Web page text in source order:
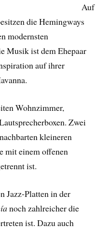
Auf
die Hemingways
modernsten
Musik ist dem Ehepaar
auf ihrer
Wohnzimmer,
Zwei
kleineren
mit einem offenen
ist.
Jazz-Platten in der
noch zahlreicher die
ist. Dazu auch